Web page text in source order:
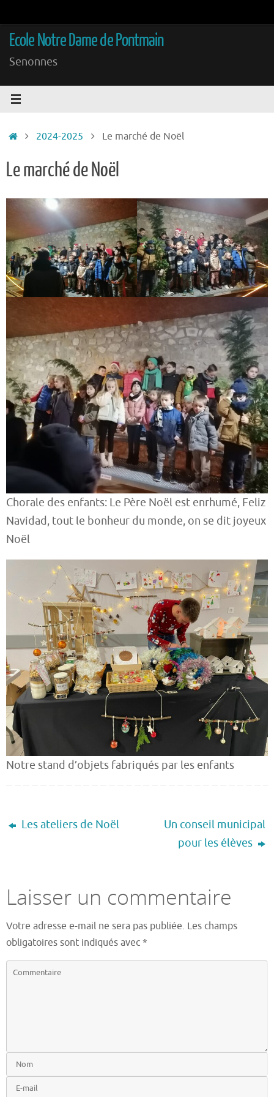
au
contenu
Ecole Notre Dame de Pontmain
Senonnes
Accueil2024-2025 Le marché de Noël
Le marché de Noël
Chorale des enfants: Le Père Noël est enrhumé, Feliz
Navidad, tout le bonheur du monde, on se dit joyeux
Noël
Notre stand d’objets fabriqués par les enfants
Les ateliers de Noël
Un conseil municipal
pour les élèves
Laisser un commentaire
Votre adresse e-mail ne sera pas publiée. Les champs
obligatoires sont indiqués avec*